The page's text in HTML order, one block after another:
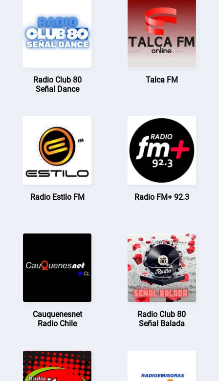
Radio Club 80
Señal Dance
Talca FM
Radio Estilo FM Radio FM+ 92.3
Cauquenesnet
Radio Chile
Radio Club 80
Señal Balada